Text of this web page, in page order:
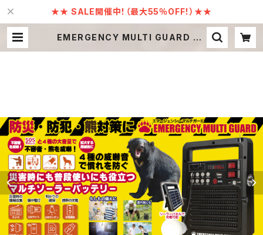
★★ SALE開催中！（最大55％OFF！）★★
EMERGENCY MULTI GUARD （エ